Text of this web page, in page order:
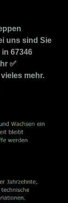
uns sind Sie
67346
✅
mehr.